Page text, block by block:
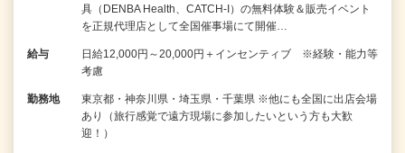
具（DENBA Health、CATCH-I）の無料体験＆販売イベント
を正規代理店として全国催事場にて開催…
給与
日給12,000円～20,000円＋インセンティブ ※経験・能力等
考慮
勤務地
東京都・神奈川県・埼玉県・千葉県 ※他にも全国に出店会場
あり（旅行感覚で遠方現場に参加したいという方も大歓
迎！）